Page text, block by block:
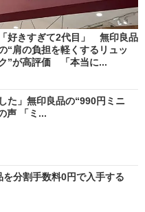
「好きすぎて2代目」 無印良品
“肩の負担を軽くするリュッ
”が高評価 「本当に...
た」無印良品の“990円ミニ
声 「ミ...
分割手数料0円で入手する